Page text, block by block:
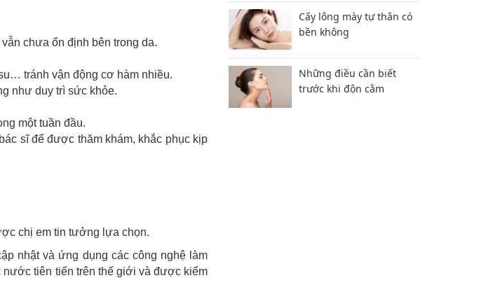
chưa ổn định bên trong da.
tránh vận động cơ hàm nhiều.
như duy trì sức khỏe.
một tuần đầu.
sĩ để được thăm khám, khắc phục kịp
chị em tin tưởng lựa chọn.
nhật và ứng dụng các công nghệ làm
nước tiên tiến trên thế giới và được kiểm
Cấy lông mày tự thân có
bền không
Những điều cần biết
trước khi độn cằm